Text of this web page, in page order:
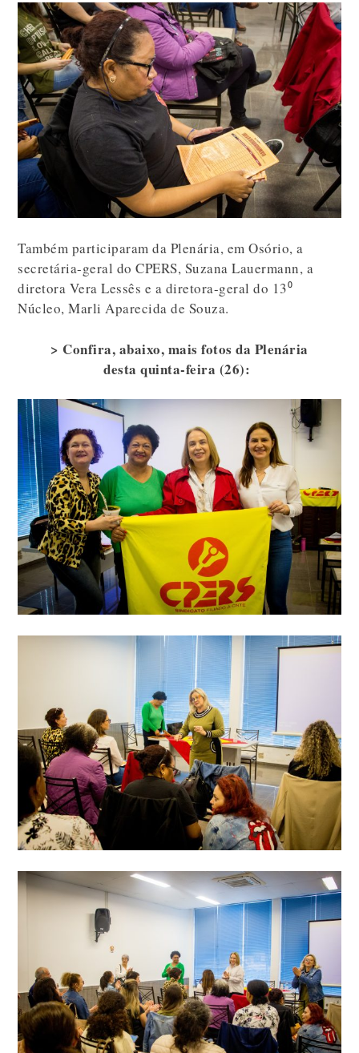
Também participaram da Plenária, em Osório, a
secretária-geral do CPERS, Suzana Lauermann, a
diretora Vera Lessês e a diretora-geral do 13⁰
Núcleo, Marli Aparecida de Souza.
> Confira, abaixo, mais fotos da Plenária
desta quinta-feira (26):